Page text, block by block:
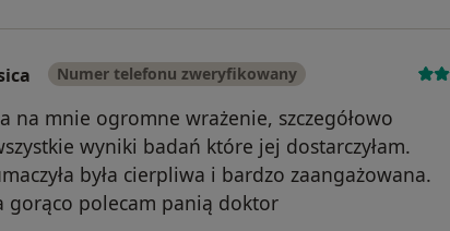
Numer telefonu zweryfikowany
na mnie ogromne wrażenie, szczegółowo
wyniki badań które jej dostarczyłam.
była cierpliwa i bardzo zaangażowana.
gorąco polecam panią doktor